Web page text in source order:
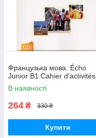
Французька мова. Écho
Junior B1 Cahier d'activités
В наявності
264 ₴ 330 ₴
Купити